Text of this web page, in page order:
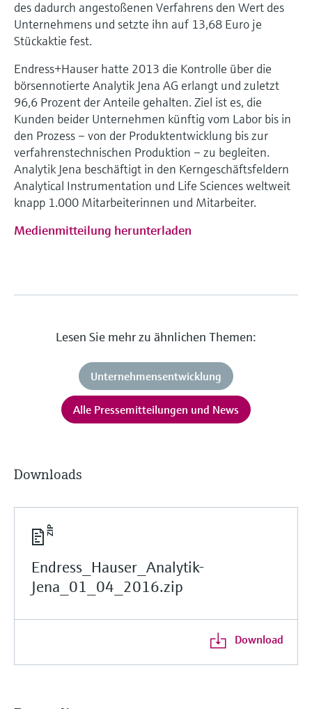
Device Viewer
Produktspezifische Informationen und
Ersatzteilsuche
Ersatzteile anhand von Produktwurzel,
Bestellcode oder Seriennummer finden
Füllstandsmessung
Füllstandsmessung Druck
Alle ansehen
Analysatoren für Härte, Eisen,
Aluminium & Chromat
Prozessphotometer
Mikrowellentransmission
Memosens-Technologie
Alle ansehen
des dadurch angestoßenen Verfahrens den Wert des
Unternehmens und setzte ihn auf 13,68 Euro je
Stückaktie fest.
Endress+Hauser hatte 2013 die Kontrolle über die
börsennotierte Analytik Jena AG erlangt und zuletzt
96,6 Prozent der Anteile gehalten. Ziel ist es, die
Kunden beider Unternehmen künftig vom Labor bis in
den Prozess – von der Produktentwicklung bis zur
verfahrenstechnischen Produktion – zu begleiten.
Analytik Jena beschäftigt in den Kerngeschäftsfeldern
Analytical Instrumentation und Life Sciences weltweit
knapp 1.000 Mitarbeiterinnen und Mitarbeiter.
Medienmitteilung herunterladen
Lesen Sie mehr zu ähnlichen Themen:
Unternehmensentwicklung
Alle Pressemitteilungen und News
Downloads
Endress_Hauser_Analytik-
Jena_01_04_2016.zip
Download